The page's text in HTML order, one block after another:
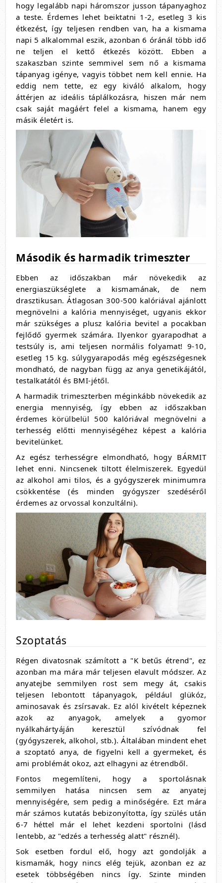
hogy legalább napi háromszor jusson tápanyaghoz
a teste. Érdemes lehet beiktatni 1-2, esetleg 3 kis
étkezést, így teljesen rendben van, ha a kismama
napi 5 alkalommal eszik, azonban 6 óránál több idő
ne teljen el kettő étkezés között. Ebben a
szakaszban szinte semmivel sem nő a kismama
tápanyag igénye, vagyis többet nem kell ennie. Ha
eddig nem tette, ez egy kiváló alkalom, hogy
áttérjen az ideális táplálkozásra, hiszen már nem
csak saját magáért felel a kismama, hanem egy
másik életért is.
Második és harmadik trimeszter
Ebben az időszakban már növekedik az
energiaszükséglete a kismamának, de nem
drasztikusan. Átlagosan 300-500 kalóriával ajánlott
megnövelni a kalória mennyiséget, ugyanis ekkor
már szükséges a plusz kalória bevitel a pocakban
fejlődő gyermek számára. Ilyenkor gyarapodhat a
testsúly is, ami teljesen normális folyamat! 9-10,
esetleg 15 kg. súlygyarapodás még egészségesnek
mondható, de nagyban függ az anya genetikájától,
testalkatától és BMI-jétől.
A harmadik trimeszterben méginkább növekedik az
energia mennyiség, így ebben az időszakban
érdemes körülbelül 500 kalóriával megnövelni a
terhesség előtti mennyiségéhez képest a kalória
bevitelünket.
Az egész terhességre elmondható, hogy BÁRMIT
lehet enni. Nincsenek tiltott élelmiszerek. Egyedül
az alkohol ami tilos, és a gyógyszerek minimumra
csökkentése (és minden gyógyszer szedéséről
érdemes az orvossal konzultálni).
Szoptatás
Régen divatosnak számított a "K betűs étrend", ez
azonban ma mára már teljesen elavult módszer. Az
anyatejbe semmilyen rost sem megy át, csakis
teljesen lebontott tápanyagok, például glükóz,
aminosavak és zsírsavak. Ez alól kivételt képeznek
azok az anyagok, amelyek a gyomor
nyálkahártyáján keresztül szívódnak fel
(gyógyszerek, alkohol, stb.). Általában mindent ehet
a szoptató anya, de figyelni kell a gyermeket, és
ami problémát okoz, azt elhagyni az étrendből.
Fontos megemlíteni, hogy a sportolásnak
semmilyen hatása nincsen sem az anyatej
mennyiségére, sem pedig a minőségére. Ezt mára
már számos kutatás bebizonyította, így szülés után
6-7 héttel már el lehet kezdeni sportolni (lásd
lentebb, az "edzés a terhesség alatt" résznél).
Sok esetben fordul elő, hogy azt gondolják a
kismamák, hogy nincs elég tejük, azonban ez az
esetek többségében nincs így. Szinte minden